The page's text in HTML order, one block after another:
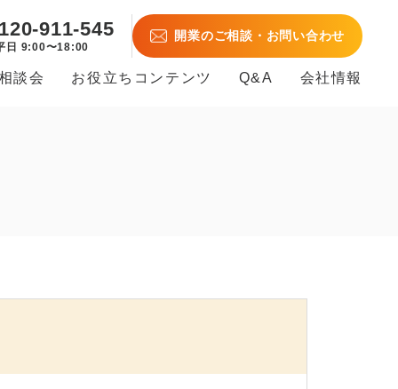
911-545
日 9:00〜18:00
開業のご相談・お問い合わせ
談会 お役立ちコンテンツ Q&A 会社情報